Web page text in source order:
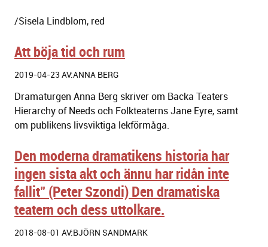
/Sisela Lindblom, red
Att böja tid och rum
2019-04-23 AV:ANNA BERG
Dramaturgen Anna Berg skriver om Backa Teaters
Hierarchy of Needs och Folkteaterns Jane Eyre, samt
om publikens livsviktiga lekförmåga.
Den moderna dramatikens historia har
ingen sista akt och ännu har ridån inte
fallit" (Peter Szondi) Den dramatiska
teatern och dess uttolkare.
2018-08-01 AV:BJÖRN SANDMARK